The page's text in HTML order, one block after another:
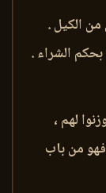
من الكيل .
الشراء .
لهم ،
من باب